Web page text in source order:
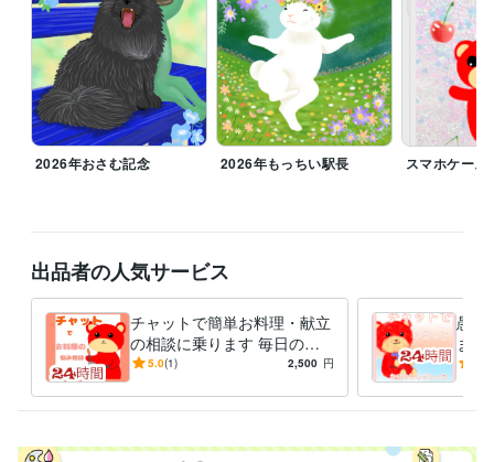
資格・検定
調理師 取得年 : 2018年
タロットリーディングマスター 取得年 : 2022年
秘書技能検定2級 取得年 : 2003年
ビジネス・クリエイティブツール
Adobe Photoshop:6年 ibisPaint:6年
2026年おさむ記念 2026年もっちい駅長 スマホケース
出品者の人気サービス
チャットで簡単お料理・献立
の相談に乗ります 毎日の献
立や栄養に悩んでいる方、一
5.0(1) 2,500 円
愚痴
ま
心！